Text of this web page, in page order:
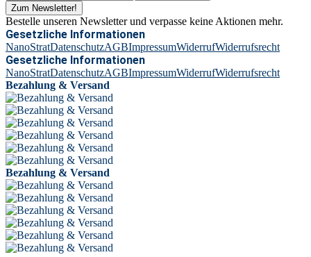
Zum Newsletter!
Bestelle unseren Newsletter und verpasse keine Aktionen mehr.
Gesetzliche Informationen
NanoStratDatenschutzAGBImpressumWiderrufWiderrufsrecht
Gesetzliche Informationen
NanoStratDatenschutzAGBImpressumWiderrufWiderrufsrecht
Bezahlung & Versand
Bezahlung & Versand